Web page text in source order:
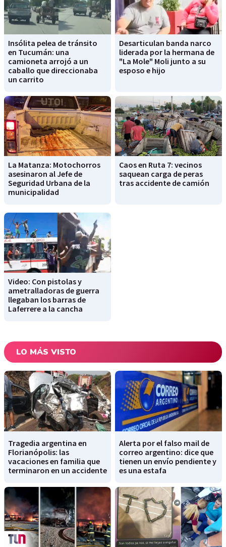
Insólita pelea de tránsito
en Tucumán: una
camioneta arrojó a un
caballo que direccionaba
un carrito
Desarticulan banda narco
liderada por la hermana de
"La Mole" Moli junto a su
esposo e hijo
La Matanza: Motochorros
asesinaron al Jefe de
Seguridad Urbana de la
municipalidad
Caos en Ruta 7: vecinos
saquean carga de peras
tras accidente de camión
Video: Con pistolas y
ametralladoras de guerra
llegaban los barras de
Laferrere a la cancha
LO MÁS VISTO
Tragedia argentina en
Florianópolis: las
vacaciones en familia que
terminaron en un accidente
Alerta por el falso mail de
correo argentino: dice que
tienen un envío pendiente y
es una estafa